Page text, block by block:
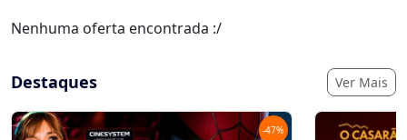
Nenhuma oferta encontrada :/
Destaques Ver Mais
-47%